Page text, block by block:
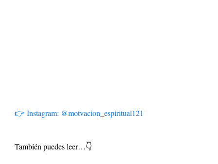
👉 Instagram: @motvacion_espiritual121
También puedes leer…👇